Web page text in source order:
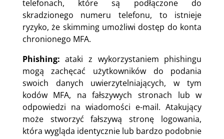
telefonach, które są podłączone do
skradzionego numeru telefonu, to istnieje
ryzyko, że skimming umożliwi dostęp do konta
chronionego MFA.
Phishing: ataki z wykorzystaniem phishingu
mogą zachęcać użytkowników do podania
swoich danych uwierzytelniających, w tym
kodów MFA, na fałszywych stronach lub w
odpowiedzi na wiadomości e-mail. Atakujący
może stworzyć fałszywą stronę logowania,
która wygląda identycznie lub bardzo podobnie